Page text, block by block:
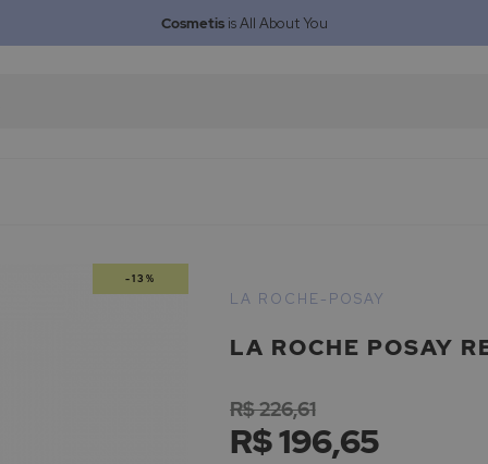
Cosmetisis All About You
-13%
LA ROCHE POSAY
LA ROCHE-POSAY
R$ 196,65
R$ 226,61